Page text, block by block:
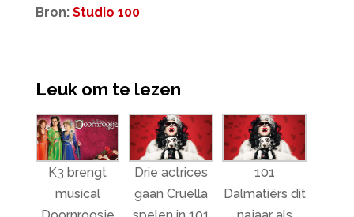
Bron:Studio 100
Leuk om te lezen
K3 brengt
musical
Drie actrices
gaan Cruella
101
Dalmatiërs dit